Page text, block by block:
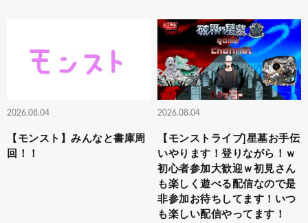
2026.08.04
【モンスト】みんなと書庫周
回！！
2026.08.04
【モンストライブ]星墓お手伝
いやります！登りながら！ｗ
初心者参加大歓迎ｗ初見さん
も楽しく遊べる配信なので是
非参加お待ちしてます！いつ
も楽しい配信やってます！